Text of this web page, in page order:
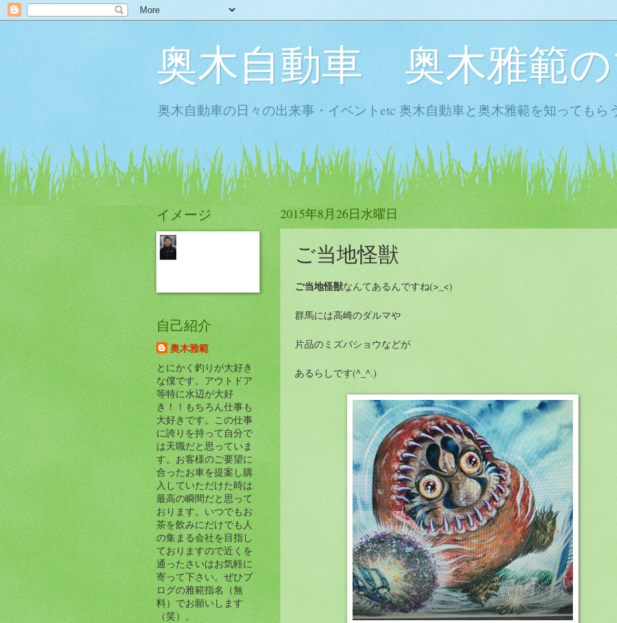
奥木自動車 奥木雅範
奥木自動車の日々の出来事・イベントetc 奥木自動車と奥木雅範を知ってもら
2015年8月26日水曜日
ご当地怪獣
ご当地怪獣なんてあるんですね(>_<)
群馬には高崎のダルマや
片品のミズバショウなどが
あるらしです(^_^.)
イメージ
自己紹介
奥木雅範
とにかく釣りが大好き
な僕です。アウトドア
等特に水辺が大好
き！！もちろん仕事も
大好きです。この仕事
に誇りを持って自分で
は天職だと思っていま
す。お客様のご要望に
合ったお車を提案し購
入していただけた時は
最高の瞬間だと思って
おります。いつでもお
茶を飲みにだけでも人
の集まる会社を目指し
ておりますので近くを
通ったさいはお気軽に
寄って下さい。ぜひブ
ログの雅範指名（無
料）でお願いします
（笑）。